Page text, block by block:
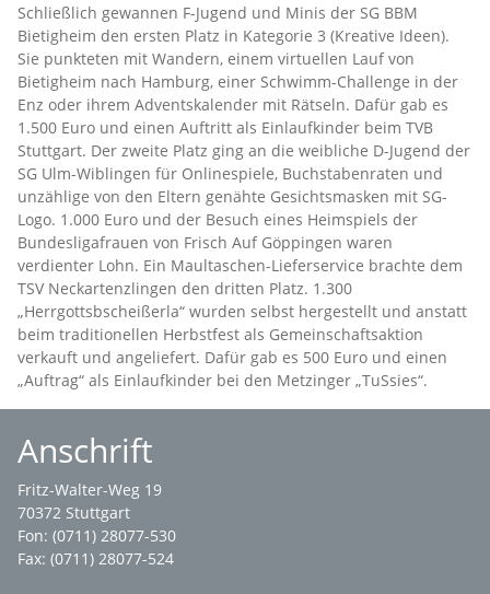
Schließlich gewannen F-Jugend und Minis der SG BBM
Bietigheim den ersten Platz in Kategorie 3 (Kreative Ideen).
Sie punkteten mit Wandern, einem virtuellen Lauf von
Bietigheim nach Hamburg, einer Schwimm-Challenge in der
Enz oder ihrem Adventskalender mit Rätseln. Dafür gab es
1.500 Euro und einen Auftritt als Einlaufkinder beim TVB
Stuttgart. Der zweite Platz ging an die weibliche D-Jugend der
SG Ulm-Wiblingen für Onlinespiele, Buchstabenraten und
unzählige von den Eltern genähte Gesichtsmasken mit SG-
Logo. 1.000 Euro und der Besuch eines Heimspiels der
Bundesligafrauen von Frisch Auf Göppingen waren
verdienter Lohn. Ein Maultaschen-Lieferservice brachte dem
TSV Neckartenzlingen den dritten Platz. 1.300
„Herrgottsbscheißerla“ wurden selbst hergestellt und anstatt
beim traditionellen Herbstfest als Gemeinschaftsaktion
verkauft und angeliefert. Dafür gab es 500 Euro und einen
„Auftrag“ als Einlaufkinder bei den Metzinger „TuSsies“.
Anschrift
Fritz-Walter-Weg 19
70372 Stuttgart
Fon: (0711) 28077-530
Fax: (0711) 28077-524